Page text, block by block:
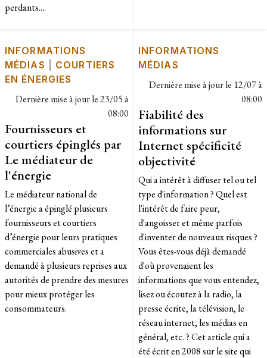
perdants....
INFORMATIONS
MÉDIAS
COURTIERS
EN ÉNERGIES
Dernière mise à jour le23/05 à
08:00
Fournisseurs et
courtiers épinglés par
Le médiateur de
l'énergie
Le médiateur national de
l’énergie a épinglé plusieurs
fournisseurs et courtiers
d’énergie pour leurs pratiques
commerciales abusives et a
demandé à plusieurs reprises aux
autorités de prendre des mesures
pour mieux protéger les
consommateurs.
INFORMATIONS
MÉDIAS
Dernière mise à jour le 12/07 à
08:00
Fiabilité des
informations sur
Internet spécificité
objectivité
Qui a intérêt à diffuser tel ou tel
type d'information ? Quel est
l'intérêt de faire peur,
d'angoisser et même parfois
d'inventer de nouveaux risques ?
Vous êtes-vous déjà demandé
d'où provenaient les
informations que vous entendez,
lisez ou écoutez à la radio, la
presse écrite, la télévision, le
réseau internet, les médias en
général, etc. ? Cet article qui a
été écrit en 2008 sur le site qui